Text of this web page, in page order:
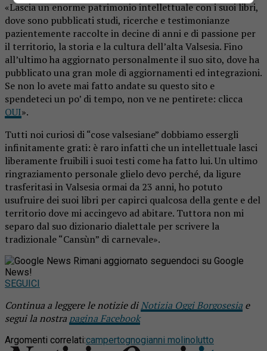
«Lascia un enorme patrimonio intellettuale con i suoi libri,
dove sono pubblicati studi, ricerche e testimonianze
pazientemente raccolte in decine di anni e di passione per
il territorio, la storia e la cultura dell’alta Valsesia. Fino
all’ultimo ha aggiornato personalmente il suo sito, dove ha
pubblicato una gran mole di aggiornamenti ed integrazioni.
Se non lo avete mai fatto andate su questo sito e
spendeteci un po’ di tempo, non ve ne pentirete: clicca
QUI».
Tutti noi curiosi di “cose valsesiane” dobbiamo essergli
infinitamente grati: è raro infatti che un intellettuale lasci
liberamente fruibili i suoi testi come ha fatto lui. Un ultimo
ringraziamento personale glielo devo perché, da ligure
trasferitasi in Valsesia ormai da 23 anni, ho potuto
usufruire dei suoi libri per capirci qualcosa della gente e del
territorio dove mi accingevo ad abitare. Tuttora non mi
separo dal suo dizionario dialettale per scrivere la
tradizionale “Cansùn” di carnevale».
Rimani aggiornato seguendoci su Google
News!
SEGUICI
Continua a leggere le notizie diNotizia Oggi Borgosesia e
segui la nostra pagina Facebook
Argomenti correlati:campertognogianni molino lutto